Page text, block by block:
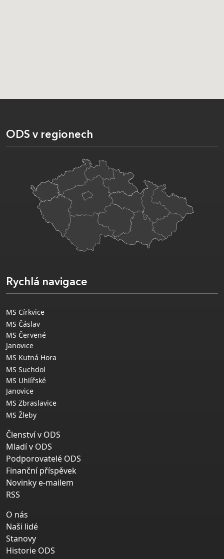
ODS v regionech
Rychlá navigace
MS Církvice
MS Čáslav
MS Červené
Janovice
MS Kutná Hora
MS Suchdol
MS Uhlířské
Janovice
MS Zbraslavice
MS Žleby
Členství v ODS
Mladí v ODS
Podporovatelé ODS
Finanční příspěvek
Novinky e-mailem
RSS
O nás
Naši lidé
Stanovy
Historie ODS